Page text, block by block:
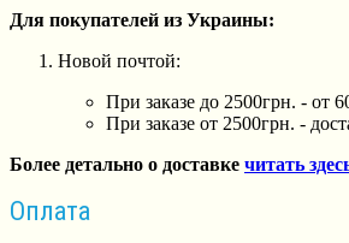
Для покупателей из Украины:
Новой почтой:
При заказе до 2500грн. - от
При заказе от 2500грн. -
Более детально о доставке читать
Оплата